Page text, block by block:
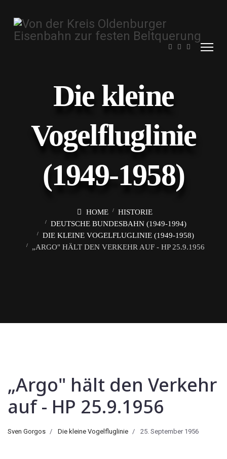
Die kleine
Vogelfluglinie
(1949-1958)
HOME
HISTORIE
DEUTSCHE BUNDESBAHN (1949-1994)
DIE KLEINE VOGELFLUGLINIE (1949-1958)
„ARGO" HÄLT DEN VERKEHR AUF - HP 25.9.1956
„Argo" hält den Verkehr
auf - HP 25.9.1956
Sven Gorgos Die kleine Vogelfluglinie 25. September 1956